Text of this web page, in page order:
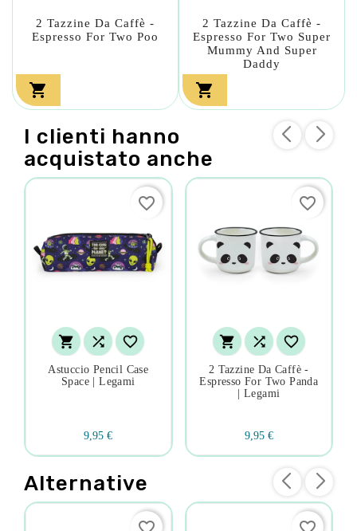
2 Tazzine Da Caffè -
Espresso For Two Poo

2 Tazzine Da Caffè -
Espresso For Two Super
Mummy And Super
Daddy

I clienti hanno
acquistato anche
  
Astuccio Pencil Case
Space | Legami
9,95 €
favorite_border
  
2 Tazzine Da Caffè -
Espresso For Two Panda
| Legami
9,95 €
favorite_border
Alternative